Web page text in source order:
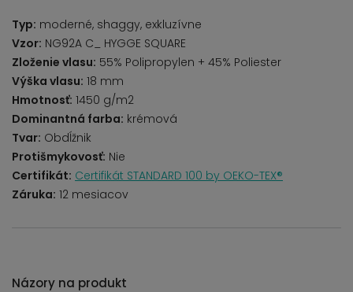
Typ: moderné, shaggy, exkluzívne
Vzor: NG92A C_ HYGGE SQUARE
Zloženie vlasu: 55% Polipropylen + 45% Poliester
Výška vlasu: 18 mm
Hmotnosť: 1450 g/m2
Dominantná farba: krémová
Tvar: Obdĺžnik
Protišmykovosť: Nie
Certifikát: Certifikát STANDARD 100 by OEKO-TEX®
Záruka: 12 mesiacov
Názory na produkt